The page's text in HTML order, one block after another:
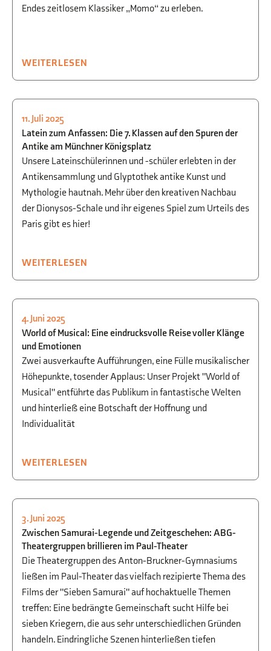
Endes zeitlosem Klassiker „Momo“ zu erleben.
WEITERLESEN
KULTUR
SPRACHEN
11. Juli 2025
Latein zum Anfassen: Die 7. Klassen auf den Spuren der
Antike am Münchner Königsplatz
Unsere Lateinschülerinnen und -schüler erlebten in der
Antikensammlung und Glyptothek antike Kunst und
Mythologie hautnah. Mehr über den kreativen Nachbau
der Dionysos-Schale und ihr eigenes Spiel zum Urteils des
Paris gibt es hier!
WEITERLESEN
KULTUR
4. Juni 2025
World of Musical: Eine eindrucksvolle Reise voller Klänge
und Emotionen
Zwei ausverkaufte Aufführungen, eine Fülle musikalischer
Höhepunkte, tosender Applaus: Unser Projekt "World of
Musical" entführte das Publikum in fantastische Welten
und hinterließ eine Botschaft der Hoffnung und
Individualität
WEITERLESEN
KULTUR
3. Juni 2025
Zwischen Samurai-Legende und Zeitgeschehen: ABG-
Theatergruppen brillieren im Paul-Theater
Die Theatergruppen des Anton-Bruckner-Gymnasiums
ließen im Paul-Theater das vielfach rezipierte Thema des
Films der "Sieben Samurai" auf hochaktuelle Themen
treffen: Eine bedrängte Gemeinschaft sucht Hilfe bei
sieben Kriegern, die aus sehr unterschiedlichen Gründen
handeln. Eindringliche Szenen hinterließen tiefen